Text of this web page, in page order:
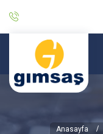
Anasayfa